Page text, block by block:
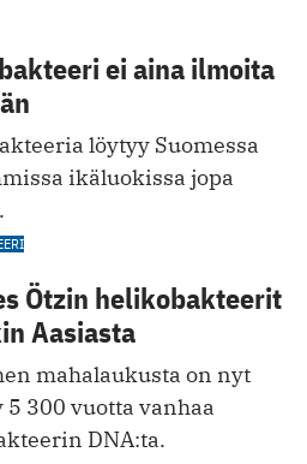
ei aina ilmoita
löytyy Suomessa
ikäluokissa jopa
Ötzin helikobakteerit
Aasiasta
mahalaukusta on nyt
300 vuotta vanhaa
DNA:ta.